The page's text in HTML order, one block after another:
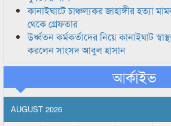
কানাইঘাটে চাঞ্চল্যকর জাহাঙ্গীর হত্যা
থেকে গ্রেফতার
উর্ধ্বতন কর্মকর্তাদের নিয়ে কানাইঘাট
করলেন সাংসদ আবুল হাসান
আর্কাইভ
AUGUST 2026